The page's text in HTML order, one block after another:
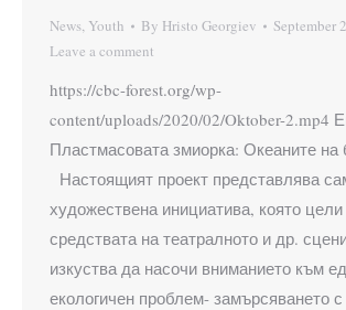
News, Youth By Hristo Georgiev
September
Leave a comment
https://cbc-forest.org/wp-
content/uploads/2020/02/Oktober-2.mp4
Пластмасовата змиорка: Океаните
Настоящият проект представлява
художествена инициатива, която
средствата на театралното и др.
изкуства да насочи вниманието към
екологичен проблем- замърсяването с